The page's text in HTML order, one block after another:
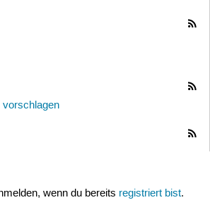
vorschlagen
wenn du bereits registriert bist.